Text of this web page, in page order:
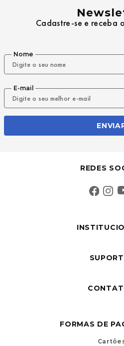
Cadastre-se e receba
Nome
E-mail
REDES
FORMAS DE